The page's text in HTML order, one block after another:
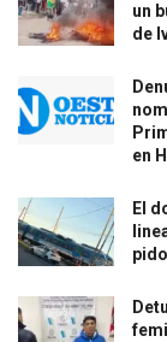
un
de
en
El